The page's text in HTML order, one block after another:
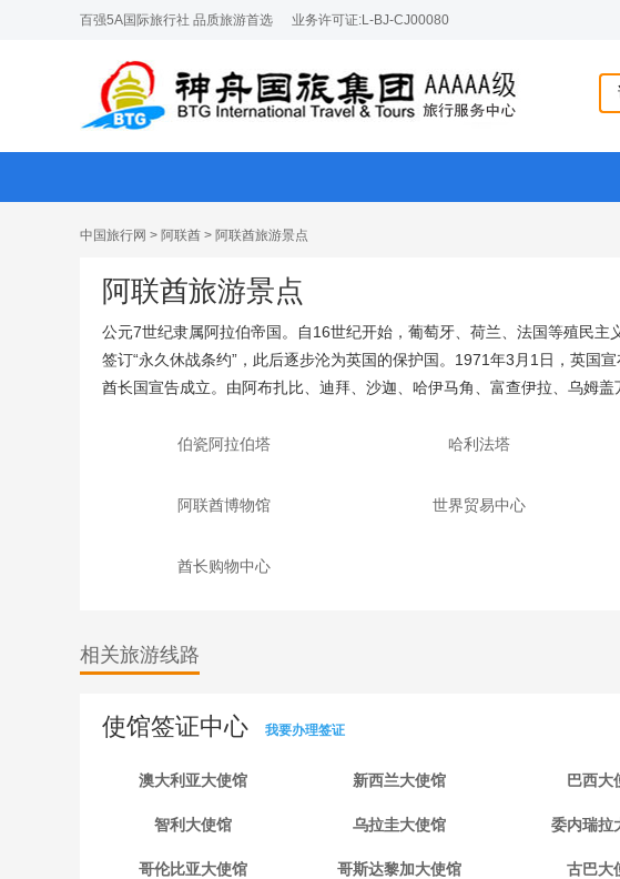
百强5A国际旅行社 品质旅游首选 业务许可证:L-BJ-CJ00080
中国旅行网 > 阿联酋 > 阿联酋旅游景点
阿联酋旅游景点
公元7世纪隶属阿拉伯帝国。自16世纪开始，葡萄牙、荷兰、法国等殖民
签订“永久休战条约”，此后逐步沦为英国的保护国。1971年3月1日，英国
酋长国宣告成立。由阿布扎比、迪拜、沙迦、哈伊马角、富查伊拉、乌姆盖
伯瓷阿拉伯塔 哈利法塔
阿联酋博物馆 世界贸易中心
酋长购物中心
相关旅游线路
使馆签证中心 我要办理签证
澳大利亚大使馆 新西兰大使馆 巴西大
智利大使馆 乌拉圭大使馆 委内瑞拉
哥伦比亚大使馆 哥斯达黎加大使馆 古巴大